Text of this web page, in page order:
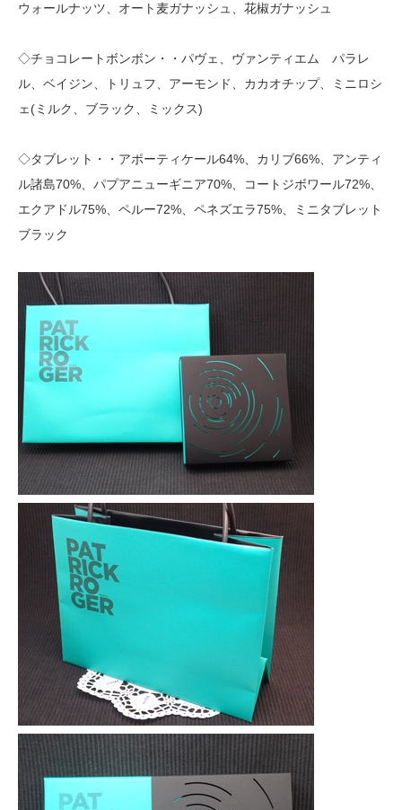
ウォールナッツ、オート麦ガナッシュ、花椒ガナッシュ
◇チョコレートボンボン・・パヴェ、ヴァンティエム パラレ
ル、ベイジン、トリュフ、アーモンド、カカオチップ、ミニロシ
ェ(ミルク、ブラック、ミックス)
◇タブレット・・アポーティケール64%、カリブ66%、アンティ
ル諸島70%、パプアニューギニア70%、コートジボワール72%、
エクアドル75%、ペルー72%、ペネズエラ75%、ミニタブレット
ブラック